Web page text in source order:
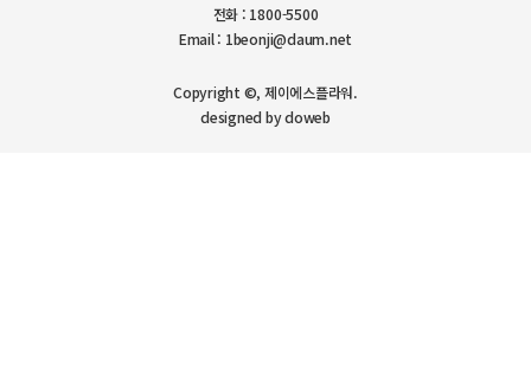
전화 : 1800-5500
Email : 1beonji@daum.net
Copyright ©, 제이에스플라워.
designed by doweb